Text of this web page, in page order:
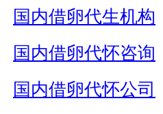
国内借卵代生机构
国内借卵代怀咨询
国内借卵代怀公司